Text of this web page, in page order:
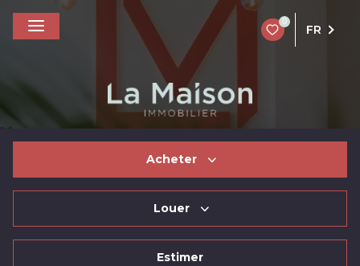
0
FR
Acheter
Louer
Estimer